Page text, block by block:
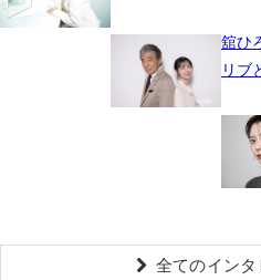
舘ひ
リブ
全てのイン